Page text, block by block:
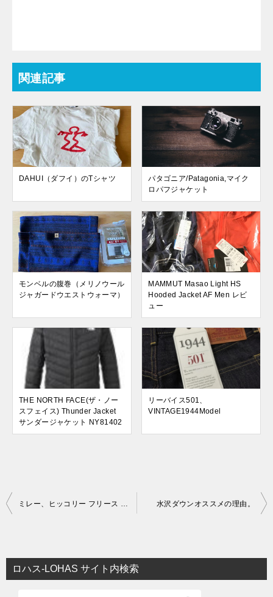
関連記事
DAHUI（ダフイ）のTシャツ
パタゴニア/Patagonia,マイク
ロパフジャケット
モンベルの腹巻（メリノウール
ジャガードウエストウォーマ）
MAMMUT Masao Light HS
Hooded Jacket AF Men レビ
ュー
THE NORTH FACE(ザ・ノー
スフェイス) Thunder Jacket
サンダージャケット NY81402
リーバイス501、
VINTAGE1944Model
投
ビ
ゲ
ミレー、ヒッコリー フリース ジャケット購入。 水沢ダウンオススメの理由。
ロハス-LOHAS サイト内検索